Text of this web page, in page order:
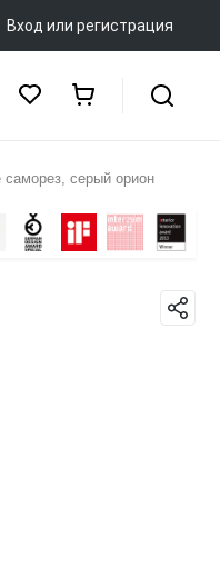
Вход или регистрация
серый орион